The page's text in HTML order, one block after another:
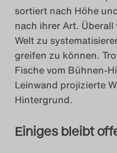
sortiert nach Höhe
nach ihrer Art.
Welt zu
greifen zu können.
Fische vom Bühnen-
Leinwand projizierte
Hintergrund.
Einiges bleibt